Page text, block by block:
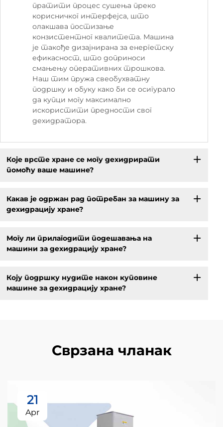
пратити процес сушења преко
корисничког интерфејса, што
олакшава постизање
конзистентног квалитета. Машина
је такође дизајнирана за енергетску
ефикасност, што доприноси
смањењу оперативних трошкова.
Наш тим пружа свеобухватну
подршку и обуку како би се осигурало
да купци могу максимално
искористити предности свог
дехидратора.
Које врсте хране се могу дехидрирати
помоћу ваше машине?
Какав је одржан рад потребан за машину за
дехидрацију хране?
Могу ли прилагодити подешавања на
машини за дехидрацију хране?
Коју подршку нудите након куповине
машине за дехидрацију хране?
Сврзана чланак
21
Apr